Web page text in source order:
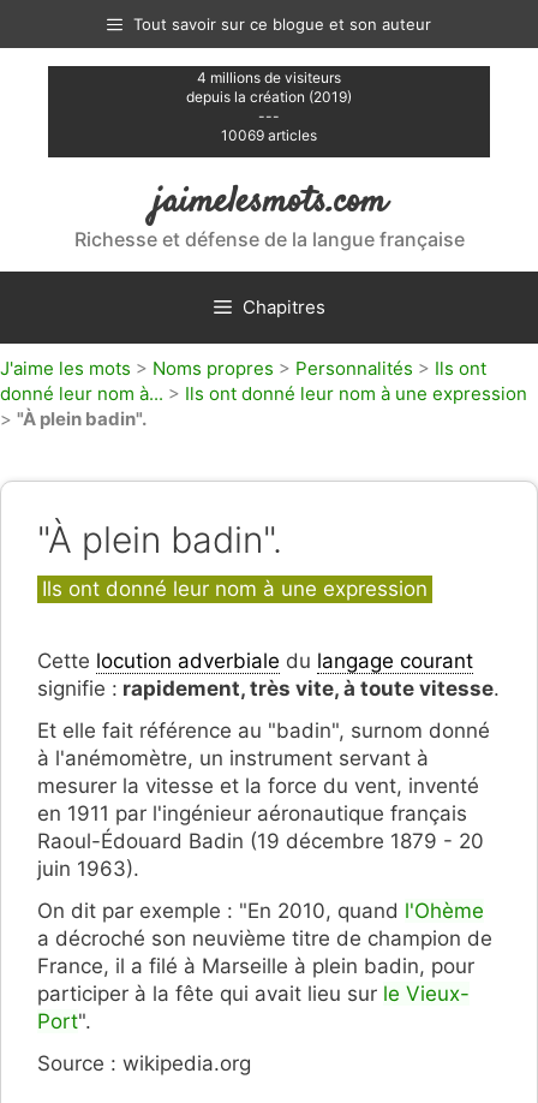
contenu
Tout savoir sur ce blogue et son auteur
4 millions de visiteurs
depuis la création (2019)
---
10069 articles
jaimelesmots.com
Richesse et défense de la langue française
Chapitres
J'aime les mots > Noms propres > Personnalités > Ils ont
donné leur nom à... > Ils ont donné leur nom à une expression
> "À plein badin".
"À plein badin".
Catégories
Ils ont donné leur nom à une expression
Cette locution adverbiale du langage courant
signifie : rapidement, très vite, à toute vitesse.
Et elle fait référence au "badin", surnom donné
à l'anémomètre, un instrument servant à
mesurer la vitesse et la force du vent, inventé
en 1911 par l'ingénieur aéronautique français
Raoul-Édouard Badin (19 décembre 1879 - 20
juin 1963).
On dit par exemple : "En 2010, quand l'Ohème
a décroché son neuvième titre de champion de
France, il a filé à Marseille à plein badin, pour
participer à la fête qui avait lieu sur le Vieux-
Port".
Source : wikipedia.org